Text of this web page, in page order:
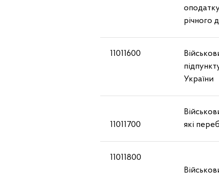
річного
11011600
України
11011700
які
11011800